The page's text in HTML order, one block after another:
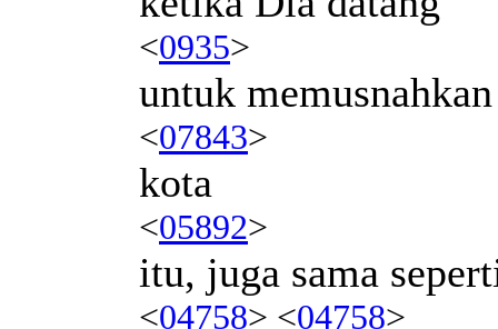
<0935>
untuk memusnahkan
<07843>
kota
<05892>
itu, juga sama
<04758> <04758>